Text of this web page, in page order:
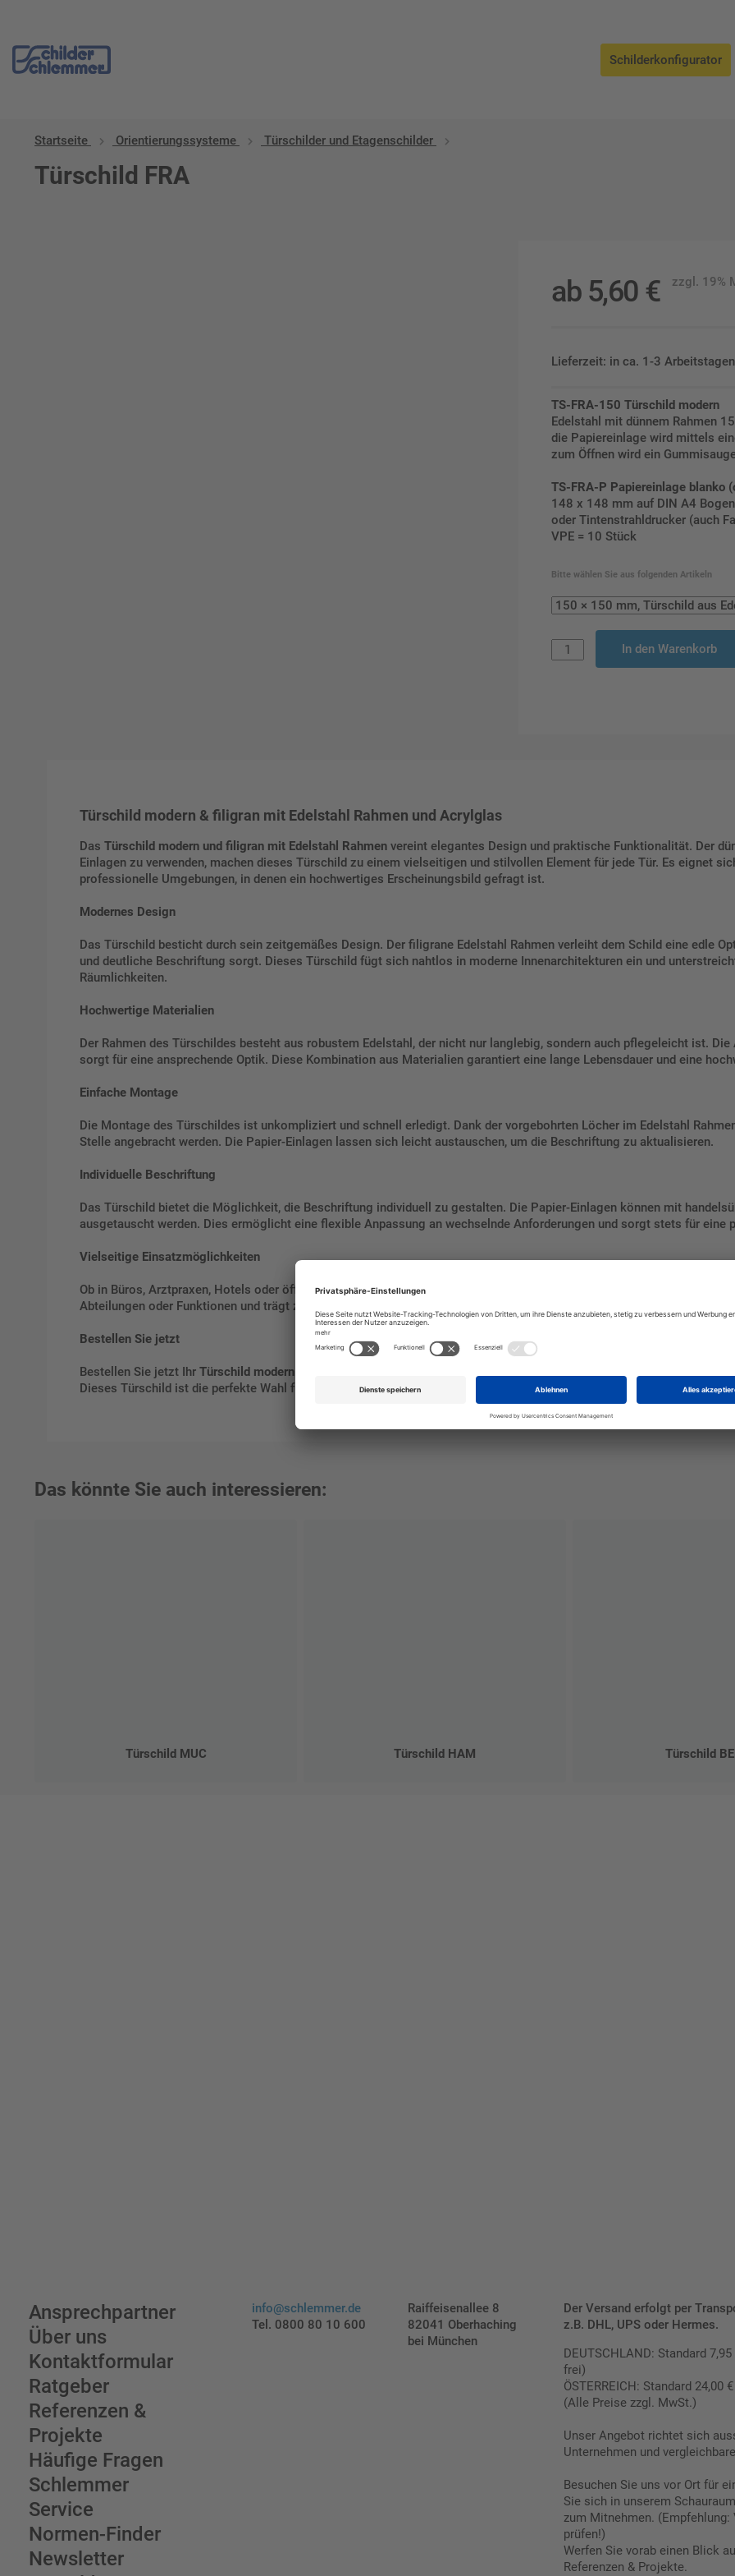
Schilderkonfigurator
Startseite Orientierungssysteme Türschilder und Etagenschilder
Türschild FRA
ab 5,60 € zzgl. 19%
Lieferzeit: in ca. 1-3
TS-FRA-150 Türschild modern
Edelstahl mit dünnem Rahmen
die Papiereinlage wird mittels
zum Öffnen wird ein
TS-FRA-P Papiereinlage blanko
148 x 148 mm auf DIN A4
oder Tintenstrahldrucker (auch
VPE = 10 Stück
Bitte wählen Sie aus folgenden Artikeln
In den Warenkorb
Türschild modern & filigran mit Edelstahl Rahmen und Acrylglas
Das Türschild modern und filigran mit Edelstahl Rahmen vereint elegantes Design und praktische Funktionalität. Der
Einlagen zu verwenden, machen dieses Türschild zu einem vielseitigen und stilvollen Element für jede Tür. Es eignet
professionelle Umgebungen, in denen ein hochwertiges Erscheinungsbild gefragt ist.
Modernes Design
Das Türschild besticht durch sein zeitgemäßes Design. Der filigrane Edelstahl Rahmen verleiht dem Schild eine edle
und deutliche Beschriftung sorgt. Dieses Türschild fügt sich nahtlos in moderne Innenarchitekturen ein und
Räumlichkeiten.
Hochwertige Materialien
Der Rahmen des Türschildes besteht aus robustem Edelstahl, der nicht nur langlebig, sondern auch pflegeleicht ist.
sorgt für eine ansprechende Optik. Diese Kombination aus Materialien garantiert eine lange Lebensdauer und eine
Einfache Montage
Die Montage des Türschildes ist unkompliziert und schnell erledigt. Dank der vorgebohrten Löcher im Edelstahl
Stelle angebracht werden. Die Papier-Einlagen lassen sich leicht austauschen, um die Beschriftung zu aktualisieren.
Individuelle Beschriftung
Das Türschild bietet die Möglichkeit, die Beschriftung individuell zu gestalten. Die Papier-Einlagen können mit
ausgetauscht werden. Dies ermöglicht eine flexible Anpassung an wechselnde Anforderungen und sorgt stets für eine
Vielseitige Einsatzmöglichkeiten
Ob in Büros, Arztpraxen, Hotels oder öffentlichen Einrichtungen – das Türschild ist vielseitig einsetzbar. Es eignet sich
Abteilungen oder Funktionen und trägt zur klaren Orientierung bei.
Bestellen Sie jetzt
Bestellen Sie jetzt Ihr Türschild modern mit filigranem Edelstahl Rahmen und Acrylglas
Dieses Türschild ist die perfekte Wahl für alle, die Wert auf Qualität und Design legen.
Das könnte Sie auch interessieren:
Türschild MUC Türschild HAM Türschild
Ansprechpartner
Über uns
Kontaktformular
Ratgeber
Referenzen &
Projekte
Häufige Fragen
Schlemmer
Service
Normen-Finder
Newsletter
info@schlemmer.de
Tel. 0800 80 10 600
Raiffeisenallee 8
82041 Oberhaching
bei München
Der Versand erfolgt per
z.B. DHL, UPS oder Hermes.
DEUTSCHLAND: Standard
frei)
ÖSTERREICH: Standard 24,00
(Alle Preise zzgl. MwSt.)
Unser Angebot richtet sich
Unternehmen und
Besuchen Sie uns vor Ort für
Sie sich in unserem
zum Mitnehmen.
prüfen!)
Werfen Sie vorab einen Blick
Referenzen & Projekte.